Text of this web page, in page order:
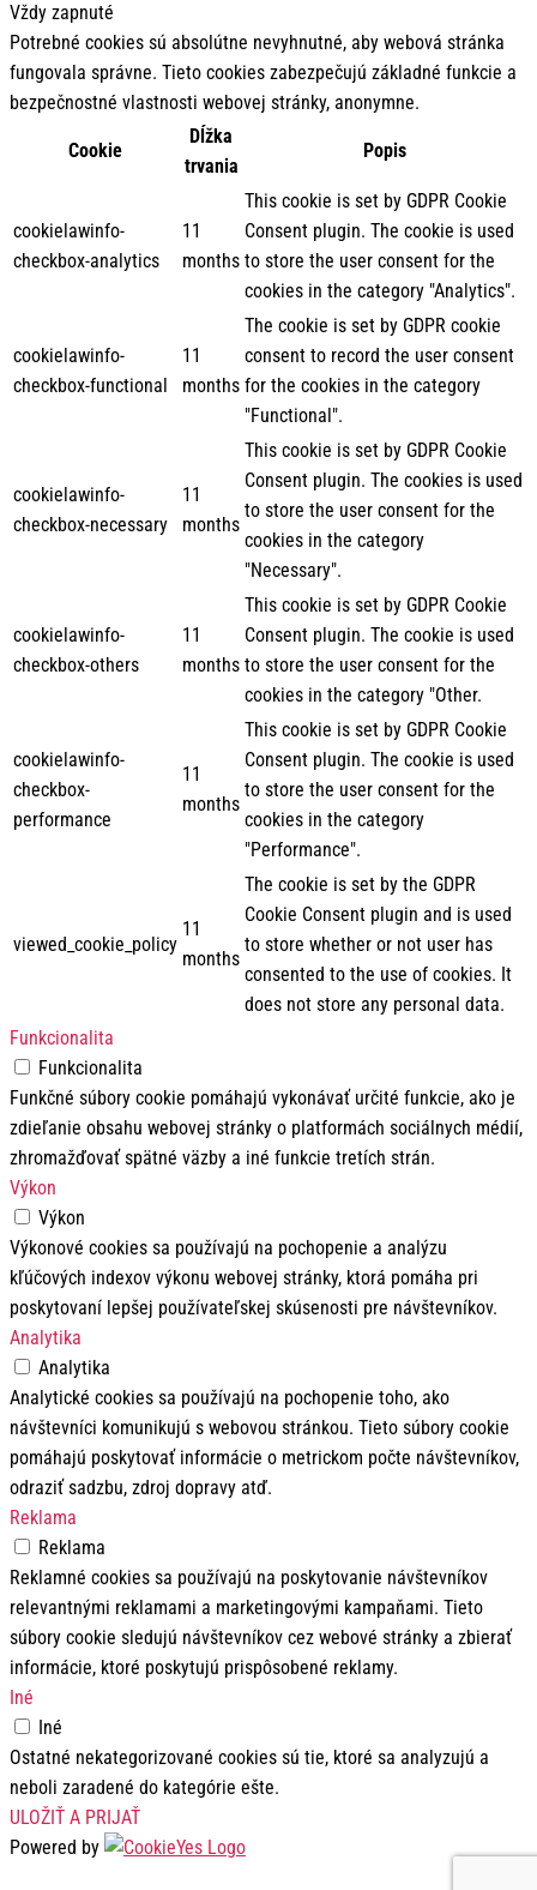
Vždy zapnuté
Potrebné cookies sú absolútne nevyhnutné, aby webová stránka
fungovala správne. Tieto cookies zabezpečujú základné funkcie a
bezpečnostné vlastnosti webovej stránky, anonymne.
Cookie
Dĺžka
trvania
Popis
cookielawinfo-
checkbox-analytics
11
months
This cookie is set by GDPR Cookie
Consent plugin. The cookie is used
to store the user consent for the
cookies in the category "Analytics".
cookielawinfo-
checkbox-functional
11
months
The cookie is set by GDPR cookie
consent to record the user consent
for the cookies in the category
"Functional".
cookielawinfo-
checkbox-necessary
11
months
This cookie is set by GDPR Cookie
Consent plugin. The cookies is used
to store the user consent for the
cookies in the category
"Necessary".
cookielawinfo-
checkbox-others
11
months
This cookie is set by GDPR Cookie
Consent plugin. The cookie is used
to store the user consent for the
cookies in the category "Other.
cookielawinfo-
checkbox-
performance
11
months
This cookie is set by GDPR Cookie
Consent plugin. The cookie is used
to store the user consent for the
cookies in the category
"Performance".
viewed_cookie_policy
11
months
The cookie is set by the GDPR
Cookie Consent plugin and is used
to store whether or not user has
consented to the use of cookies. It
does not store any personal data.
Funkcionalita
Funkcionalita
Funkčné súbory cookie pomáhajú vykonávať určité funkcie, ako je
zdieľanie obsahu webovej stránky o platformách sociálnych médií,
zhromažďovať spätné väzby a iné funkcie tretích strán.
Výkon
Výkon
Výkonové cookies sa používajú na pochopenie a analýzu
kľúčových indexov výkonu webovej stránky, ktorá pomáha pri
poskytovaní lepšej používateľskej skúsenosti pre návštevníkov.
Analytika
Analytika
Analytické cookies sa používajú na pochopenie toho, ako
návštevníci komunikujú s webovou stránkou. Tieto súbory cookie
pomáhajú poskytovať informácie o metrickom počte návštevníkov,
odraziť sadzbu, zdroj dopravy atď.
Reklama
Reklama
Reklamné cookies sa používajú na poskytovanie návštevníkov
relevantnými reklamami a marketingovými kampaňami. Tieto
súbory cookie sledujú návštevníkov cez webové stránky a zbierať
informácie, ktoré poskytujú prispôsobené reklamy.
Iné
Iné
Ostatné nekategorizované cookies sú tie, ktoré sa analyzujú a
neboli zaradené do kategórie ešte.
ULOŽIŤ A PRIJAŤ
Powered by